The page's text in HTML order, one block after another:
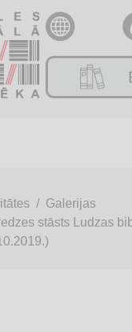
Galerijas
stāsts Ludzas